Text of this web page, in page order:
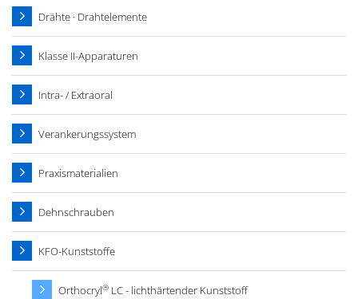
Drähte · Drahtelemente
Klasse II-Apparaturen
Intra- / Extraoral
Verankerungssystem
Praxismaterialien
Dehnschrauben
KFO-Kunststoffe
Orthocryl® LC - lichthärtender Kunststoff